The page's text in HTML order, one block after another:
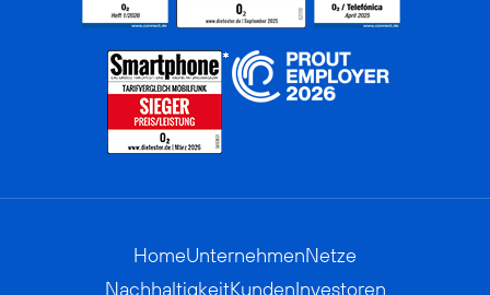
HomeUnternehmenNetze
NachhaltigkeitKundenInvestoren